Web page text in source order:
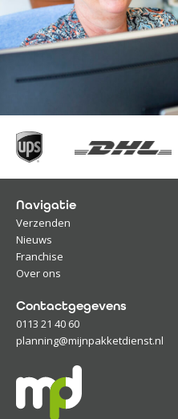
Navigatie
Verzenden
Nieuws
Franchise
Over ons
Contactgegevens
0113 21 40 60
planning@mijnpakketdienst.nl